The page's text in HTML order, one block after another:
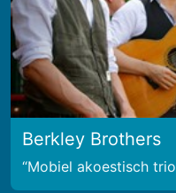
Berkley Brothers
Mobiel akoestisch trio